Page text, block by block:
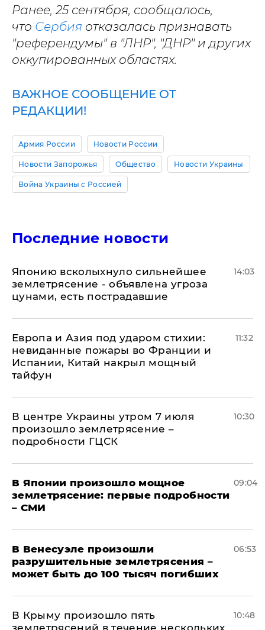
Ранее, 25 сентября, сообщалось,
что Сербия отказалась признавать
"референдумы" в "ЛНР", "ДНР" и других
оккупированных областях.
ВАЖНОЕ СООБЩЕНИЕ ОТ
РЕДАКЦИИ!
Армия России Новости России
Новости Запорожья Общество Новости Украины
Война Украины с Россией
Последние новости
Японию всколыхнуло сильнейшее
землетрясение - объявлена угроза
цунами, есть пострадавшие
14:03
Европа и Азия под ударом стихии:
невиданные пожары во Франции и
Испании, Китай накрыл мощный
тайфун
11:32
В центре Украины утром 7 июля
произошло землетрясение –
подробности ГЦСК
10:30
В Японии произошло мощное
землетрясение: первые подробности
– СМИ
09:04
В Венесуэле произошли
разрушительные землетрясения –
может быть до 100 тысяч погибших
06:53
В Крыму произошло пять
землетрясений в течение нескольких
10:48